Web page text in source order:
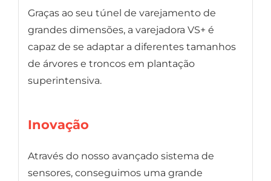
Graças ao seu túnel de varejamento de
grandes dimensões, a varejadora VS+ é
capaz de se adaptar a diferentes tamanhos
de árvores e troncos em plantação
superintensiva.
Inovação
Através do nosso avançado sistema de
sensores, conseguimos uma grande